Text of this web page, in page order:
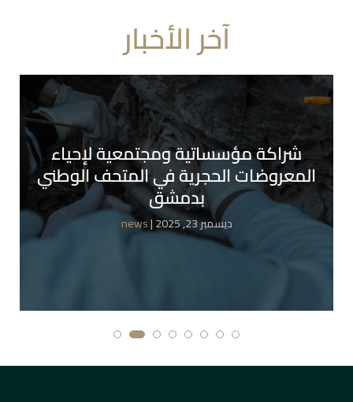
آخر الأخبار
شراكة مؤسساتية ومجتمعية لإحياء
المعروضات الحجرية في المتحف الوطني
بدمشق
news | ديسمبر 23, 2025